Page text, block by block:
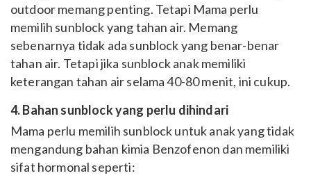
outdoor memang penting. Tetapi Mama perlu
memilih sunblock yang tahan air. Memang
sebenarnya tidak ada sunblock yang benar-benar
tahan air. Tetapi jika sunblock anak memiliki
keterangan tahan air selama 40-80 menit, ini cukup.
4. Bahan sunblock yang perlu dihindari
Mama perlu memilih sunblock untuk anak yang tidak
mengandung bahan kimia Benzofenon dan memiliki
sifat hormonal seperti: